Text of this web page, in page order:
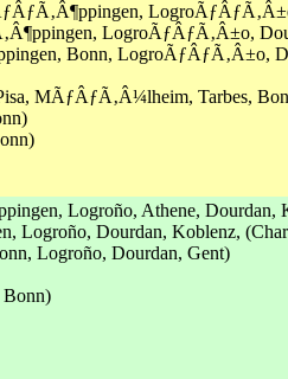
LogroÃƒÂƒÃ‚Â±o,
Bonn, LogroÃƒÂƒÃ‚Â±o,
MÃƒÂƒÃ‚Â¼lheim, Tarbes,
Logroño, Athene, Dourdan,
Logroño, Dourdan, Koblenz,
Logroño, Dourdan, Gent)
Bonn)